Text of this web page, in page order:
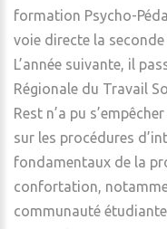
formation Psycho-
voie directe la seconde
L’année suivante, il
Régionale du Travail
Rest n’a pu
sur les procédures
fondamentaux de la
confortation,
communauté